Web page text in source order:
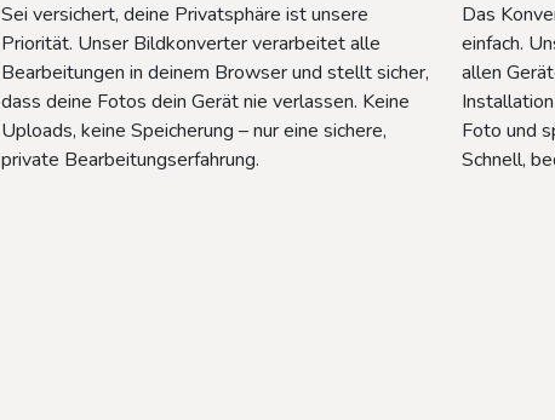
Sei versichert, deine Privatsphäre ist unsere
Priorität. Unser Bildkonverter verarbeitet alle
Bearbeitungen in deinem Browser und stellt sicher,
dass deine Fotos dein Gerät nie verlassen. Keine
Uploads, keine Speicherung – nur eine sichere,
private Bearbeitungserfahrung.
Das
einfach.
allen
Foto und
Schnell,